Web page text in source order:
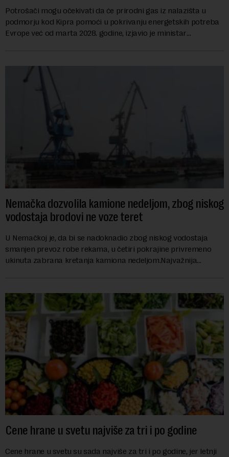
Potrošači mogu očekivati da će prirodni gas iz nalazišta u
podmorju kod Kipra pomoći u pokrivanju energetskih potreba
Evrope već od marta 2028. godine, izjavio je ministar
Nemačka dozvolila kamione nedeljom, zbog niskog
vodostaja brodovi ne voze teret
U Nemačkoj je, da bi se nadoknadio zbog niskog vodostaja
smanjen prevoz robe rekama, u četiri pokrajine privremeno
ukinuta zabrana kretanja kamiona nedeljom.Najvažnija
Cene hrane u svetu najviše za tri i po godine
Cene hrane u svetu su sada najviše za tri i po godine, jer letnji